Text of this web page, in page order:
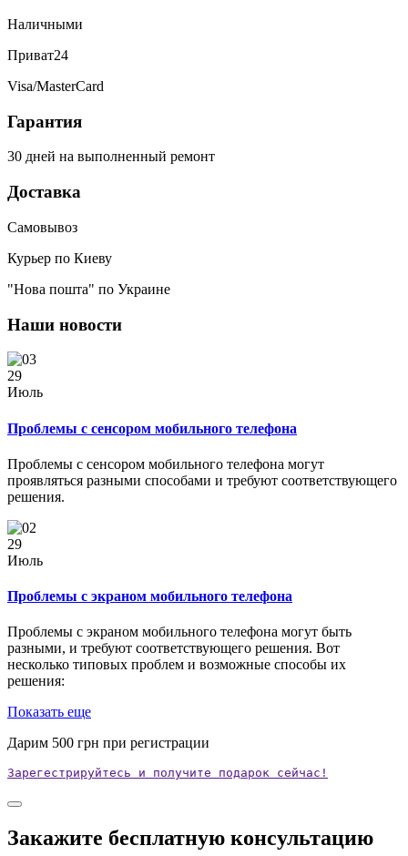
Наличными
Приват24
Visa/MasterCard
Гарантия
30 дней на выполненный ремонт
Доставка
Самовывоз
Курьер по Киеву
"Нова пошта" по Украине
Наши новости
29
Июль
Проблемы с сенсором мобильного телефона
Проблемы с сенсором мобильного телефона могут
проявляться разными способами и требуют соответствующего
решения.
29
Июль
Проблемы с экраном мобильного телефона
Проблемы с экраном мобильного телефона могут быть
разными, и требуют соответствующего решения. Вот
несколько типовых проблем и возможные способы их
решения:
Показать еще
Дарим 500 грн при регистрации
Зарегестрируйтесь и получите подарок сейчас!
Закажите бесплатную консультацию